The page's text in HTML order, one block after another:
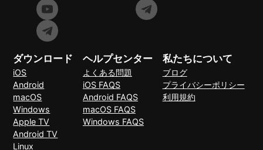
ダウンロード
iOS
Android
macOS
Windows
Apple TV
Android TV
Linux
ヘルプセンター
よくある問題
iOS FAQS
Android FAQS
macOS FAQS
Windows FAQS
私たちについて
ブログ
プライバシーポリシー
利用規約